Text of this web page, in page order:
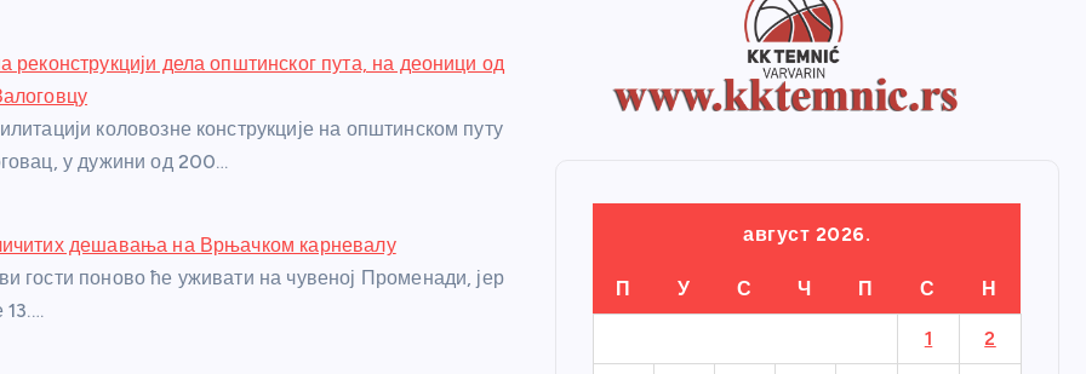
реконструкцији дела општинског пута, на деоници од
коловозне конструкције на општинском путу
у дужини од 200…
дешавања на Врњачком карневалу
гости поново ће уживати на чувеној Променади, јер
13.…
август 2026.
П У С Ч П С Н
1 2